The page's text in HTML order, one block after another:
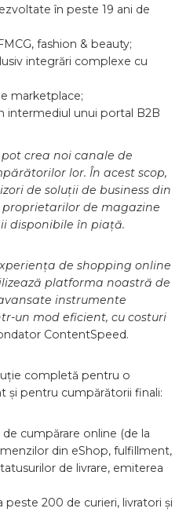
în peste 19 ani de
fashion & beauty;
integrări complexe cu
marketplace;
intermediul unui portal B2B
crea noi canale de
lor. În acest scop,
de soluții de business din
de magazine
disponibile în piață.
de shopping online
platforma noastră de
instrumente
un mod eficient, cu costuri
ContentSpeed.
completă pentru o
și pentru cumpărătorii finali:
cumpărare online (de la
din eShop, fulfillment,
de livrare, emiterea
peste 200 de curieri, livratori și